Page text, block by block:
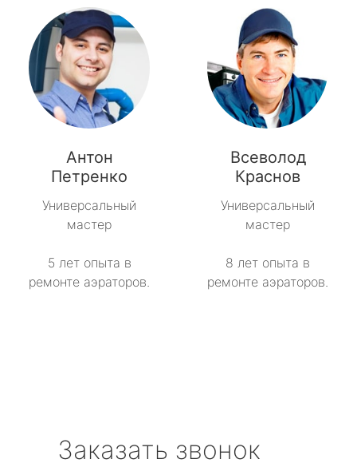
Антон
Петренко
Универсальный
мастер
5 лет опыта в
ремонте аэраторов.
Всеволод
Краснов
Универсальный
мастер
8 лет опыта в
ремонте аэраторов.
Заказать звонок